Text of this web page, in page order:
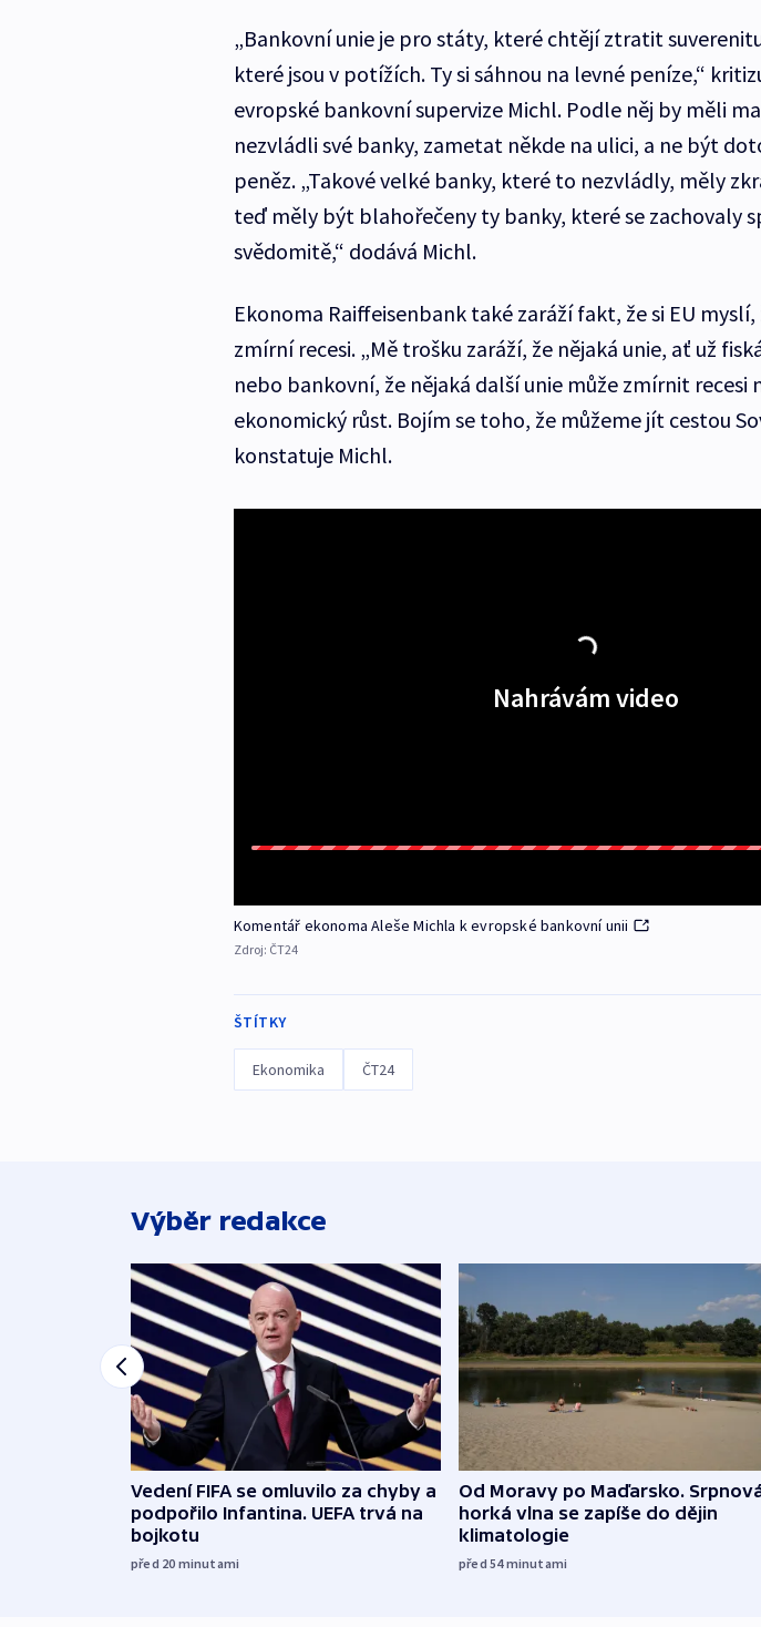
„Bankovní unie je pro státy, které chtějí ztratit
které jsou v potížích. Ty si sáhnou na levné peníze,“
evropské bankovní supervize Michl. Podle něj by měli
nezvládli své banky, zametat někde na ulici, a ne být
peněz. „Takové velké banky, které to nezvládly, měly
teď měly být blahořečeny ty banky, které se zachovaly
svědomitě,“ dodává Michl.
Ekonoma Raiffeisenbank také zaráží fakt, že si EU
zmírní recesi. „Mě trošku zaráží, že nějaká unie, ať už
nebo bankovní, že nějaká další unie může zmírnit
ekonomický růst. Bojím se toho, že můžeme jít cestou
konstatuje Michl.
Nahrávám video
Komentář ekonoma Aleše Michla k evropské bankovní unii
Zdroj: ČT24
ŠTÍTKY
Ekonomika ČT24
Výběr redakce
Vedení FIFA se omluvilo za chyby a
podpořilo Infantina. UEFA trvá na
bojkotu
před 20 minutami
Od Moravy po Maďarsko.
horká vlna se zapíše do dějin
klimatologie
před 54minutami